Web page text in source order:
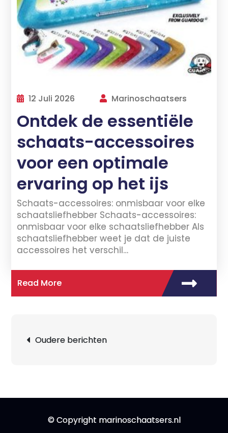
12 Juli 2026 Marinoschaatsers
Ontdek de essentiële
schaats-accessoires
voor een optimale
ervaring op het ijs
Schaats-accessoires: onmisbaar voor elke
schaatsliefhebber Schaats-accessoires:
onmisbaar voor elke schaatsliefhebber Als
schaatsliefhebber weet je dat de juiste
accessoires het verschil…
Read More
Oudere berichten
© Copyright marinoschaatsers.nl